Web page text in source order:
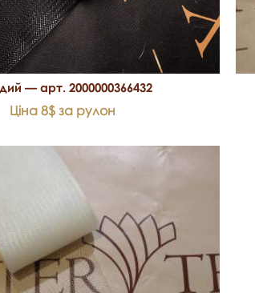
— арт. 2000000366432
Ціна 8$ за рулон